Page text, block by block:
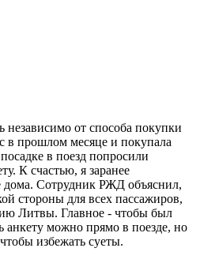
независимо от способа покупки
в прошлом месяце и покупала
в поезд попросили
К счастью, я заранее
дома. Сотрудник РЖД объяснил,
стороны для всех пассажиров,
Литвы. Главное - чтобы был
анкету можно прямо в поезде, но
избежать суеты.